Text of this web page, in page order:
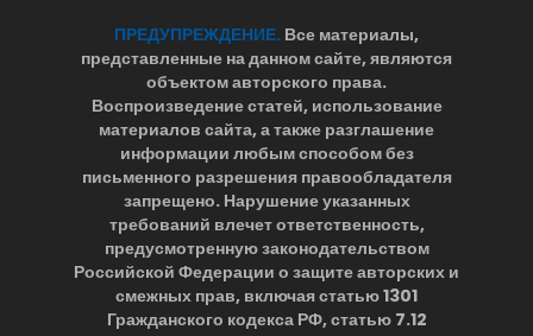
ПРЕДУПРЕЖДЕНИЕ. Все материалы,
представленные на данном сайте, являются
объектом авторского права.
Воспроизведение статей, использование
материалов сайта, а также разглашение
информации любым способом без
письменного разрешения правообладателя
запрещено. Нарушение указанных
требований влечет ответственность,
предусмотренную законодательством
Российской Федерации о защите авторских и
смежных прав, включая статью 1301
Гражданского кодекса РФ, статью 7.12